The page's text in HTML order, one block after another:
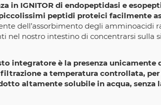
in IGNITOR di endopeptidasi e
peptidi proteici facilmente
dell’assorbimento degli amminoacidi
nel nostro intestino di concentrarsi sulla
integratore è la presenza unicamente
a temperatura controllata, per
altamente solubile in acqua, senza